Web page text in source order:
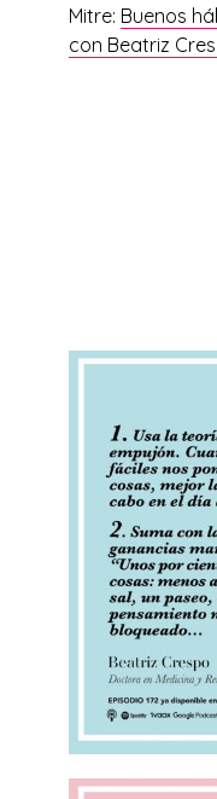
Mitre: Buenos
con Beatriz